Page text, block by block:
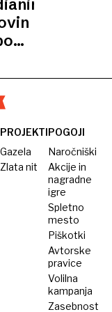
PROJEKTI
Gazela
Zlata nit
POGOJI
Naročniški
Akcije in
nagradne
igre
Spletno
mesto
Piškotki
Avtorske
pravice
Volilna
kampanja
Zasebnost